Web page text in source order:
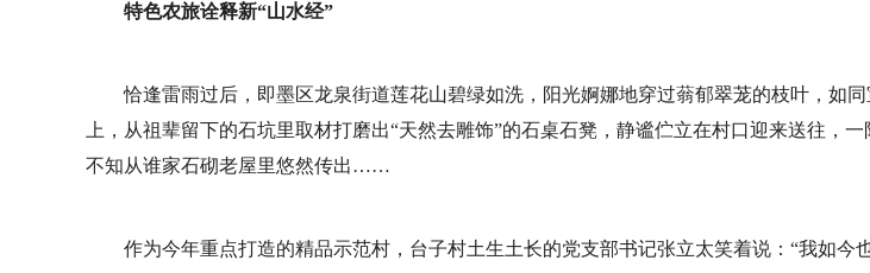
特色农旅诠释新“山水经”
恰逢雷雨过后，即墨区龙泉街道莲花山碧绿如洗，阳光婀娜地穿过蓊郁翠茏的枝叶，如
上，从祖辈留下的石坑里取材打磨出“天然去雕饰”的石桌石凳，静谧伫立在村口迎来送往，
不知从谁家石砌老屋里悠然传出……
作为今年重点打造的精品示范村，台子村土生土长的党支部书记张立太笑着说：“我如今